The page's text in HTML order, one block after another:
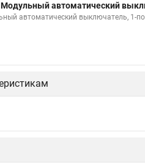
автоматический
автоматический выключатель, 1-